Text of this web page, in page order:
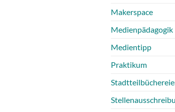
Makerspace
Medienpädagogik
Medientipp
Praktikum